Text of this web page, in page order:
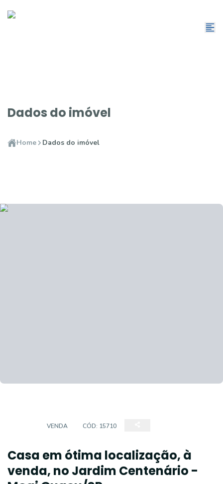
Dados do imóvel
Home Dados do imóvel
VENDA CÓD: 15710
Casa em ótima localização, à
venda, no Jardim Centenário -